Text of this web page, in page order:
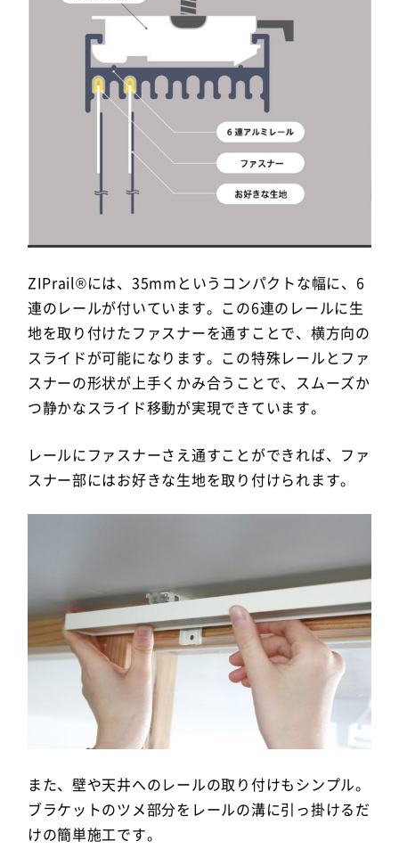
ZIPrail®には、35mmというコンパクトな幅に、6
連のレールが付いています。この6連のレールに生
地を取り付けたファスナーを通すことで、横方向の
スライドが可能になります。この特殊レールとファ
スナーの形状が上手くかみ合うことで、スムーズか
つ静かなスライド移動が実現できています。
レールにファスナーさえ通すことができれば、ファ
スナー部にはお好きな生地を取り付けられます。
また、壁や天井へのレールの取り付けもシンプル。
ブラケットのツメ部分をレールの溝に引っ掛けるだ
けの簡単施工です。